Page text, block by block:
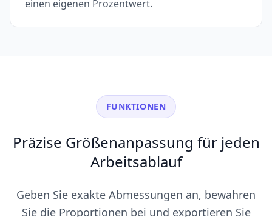
einen eigenen Prozentwert.
FUNKTIONEN
Präzise Größenanpassung für jeden
Arbeitsablauf
Geben Sie exakte Abmessungen an, bewahren
Sie die Proportionen bei und exportieren Sie